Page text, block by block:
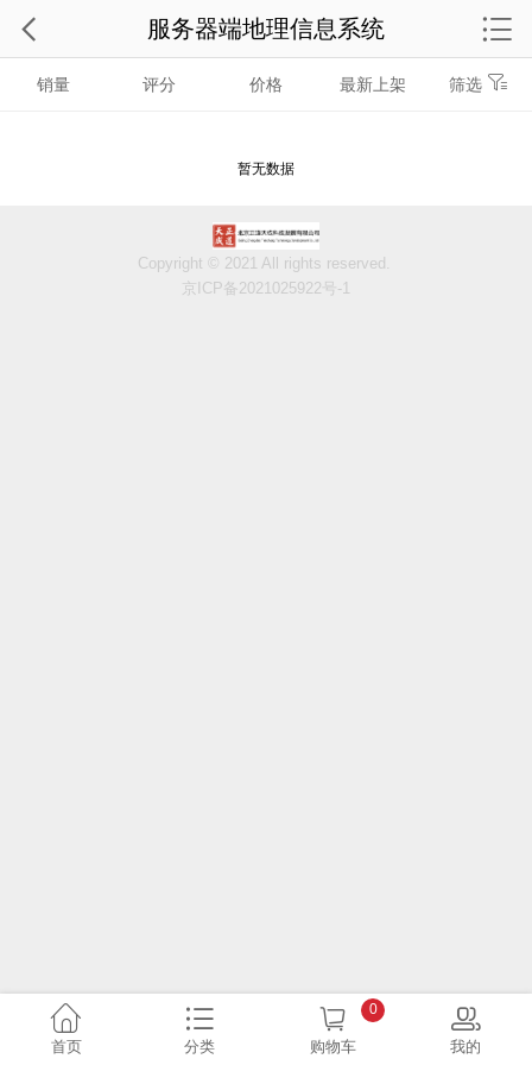
销量 评分 价格 最新上架 筛选
暂无数据
服务器端地理信息系统
Copyright © 2021 All rights reserved.
京ICP备2021025922号-1
首页 分类 购物车
0
我的